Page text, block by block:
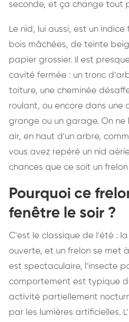
seconde, et ça change tout
Le nid, lui aussi, est un
bois mâchées, de teinte
papier grossier. Il est
cavité fermée : un tronc
toiture, une cheminée
roulant, ou encore dans une
grange ou un garage. On
air, en haut d'un arbre,
vous avez repéré un nid
chances que ce soit un
Pourquoi ce
fenêtre le soir ?
C'est le classique de l'été :
ouverte, et un frelon se met
est spectaculaire, l'insecte
comportement est typique
activité partiellement
par les lumières artificielles.